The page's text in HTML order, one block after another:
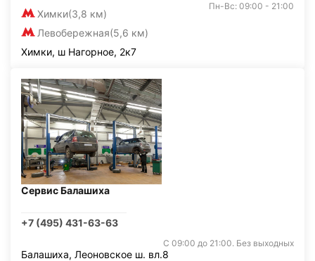
Химки(3,8 км)
Левобережная(5,6 км)
Пн-Вс: 09:00 - 21:00
Химки, ш Нагорное, 2к7
Сервис Балашиха
+7 (495) 431-63-63
С 09:00 до 21:00. Без выходных
Балашиха, Леоновское ш. вл.8